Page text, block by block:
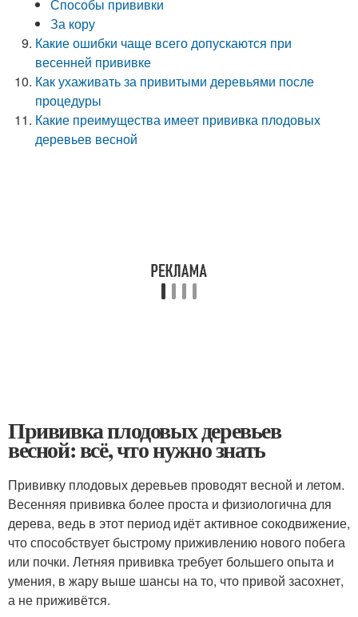
Способы прививки
За кору
Какие ошибки чаще всего допускаются при
весенней прививке
Как ухаживать за привитыми деревьями после
процедуры
Какие преимущества имеет прививка плодовых
деревьев весной
Прививка плодовых деревьев
весной: всё, что нужно знать
Прививку плодовых деревьев проводят весной и летом.
Весенняя прививка более проста и физиологична для
дерева, ведь в этот период идёт активное сокодвижение,
что способствует быстрому приживлению нового побега
или почки. Летняя прививка требует большего опыта и
умения, в жару выше шансы на то, что привой засохнет,
а не приживётся.